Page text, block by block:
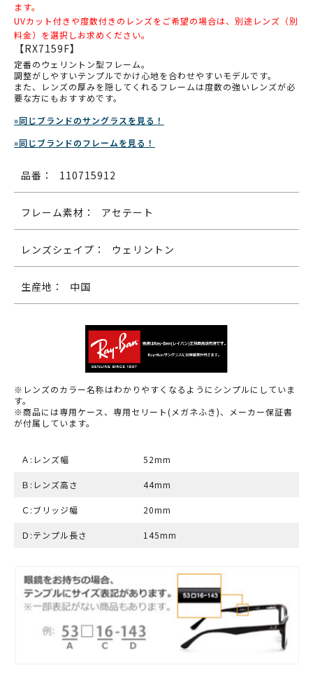
ます。
UVカット付きや度数付きのレンズをご希望の場合は、別途レンズ（別
料金）を選択しお求めください。
【RX7159F】
定番のウェリントン型フレーム。
調整がしやすいテンプルでかけ心地を合わせやすいモデルです。
また、レンズの厚みを隠してくれるフレームは度数の強いレンズが必
要な方にもおすすめです。
»同じブランドのサングラスを見る！
»同じブランドのフレームを見る！
品番： 110715912
フレーム素材： アセテート
レンズシェイプ： ウェリントン
生産地： 中国
※レンズのカラー名称はわかりやすくなるようにシンプルにしていま
す。
※商品には専用ケース、専用セリート(メガネふき)、メーカー保証書
が付属しています。
Ａ:レンズ幅 52mm
Ｂ:レンズ高さ 44mm
Ｃ:ブリッジ幅 20mm
Ｄ:テンプル長さ 145mm